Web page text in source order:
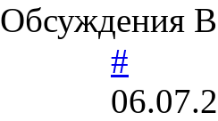
Обсуждения
#